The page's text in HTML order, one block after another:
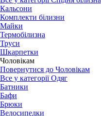
Кальсони
Комплекти білизни
Майки
Термобілизна
Труси
Шкарпетки
Чоловікам
Повернутися до Чоловікам
Все у категорії Одяг
Батники
Бафи
Брюки
Велосипедки